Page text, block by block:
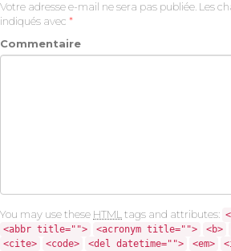
Votre adresse e-mail ne sera pas publiée. Les
indiqués avec *
Commentaire
You may use these HTML tags and attributes:
<abbr title="">
<acronym title=""> <b>
<cite>
<code> <del datetime=""> <em>